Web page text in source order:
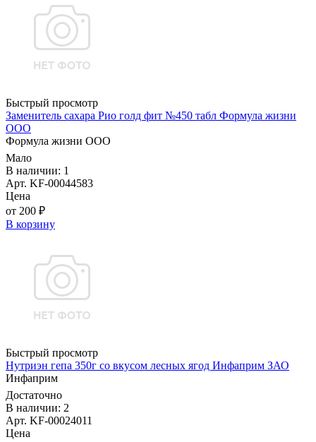
Быстрый просмотр
Заменитель сахара Рио голд фит №450 табл Формула жизни
ООО
Формула жизни ООО
Мало
В наличии: 1
Арт. KF-00044583
Цена
от 200 ₽
В корзину
Быстрый просмотр
Нутриэн гепа 350г со вкусом лесных ягод Инфаприм ЗАО
Инфаприм
Достаточно
В наличии: 2
Арт. KF-00024011
Цена